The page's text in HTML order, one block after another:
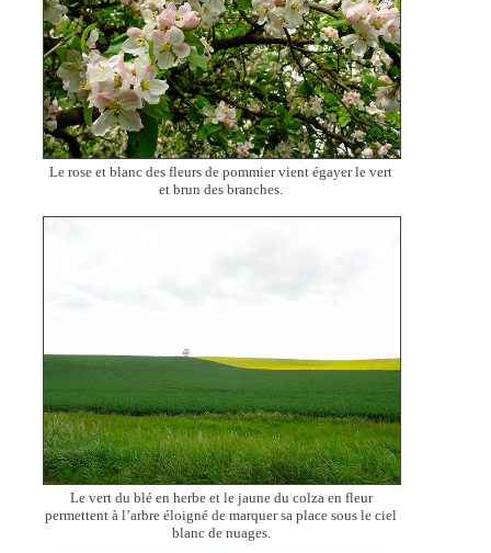
Le rose et blanc des fleurs de pommier vient égayer le vert
et brun des branches.
Le vert du blé en herbe et le jaune du colza en fleur
permettent à l’arbre éloigné de marquer sa place sous le ciel
blanc de nuages.